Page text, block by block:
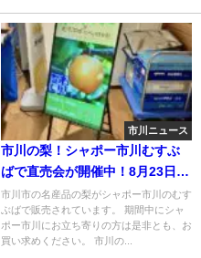
市川ニュース
市川の梨！シャポー市川むすぶ
ばで直売会が開催中！8月23日ま
で！
市川市の名産品の梨がシャポー市川のむす
ぶばで販売されています。 期間中にシャ
ポー市川にお立ち寄りの方は是非とも、お
買い求めください。 市川の...